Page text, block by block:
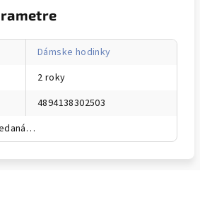
Dámske hodinky
2 roky
4894138302503